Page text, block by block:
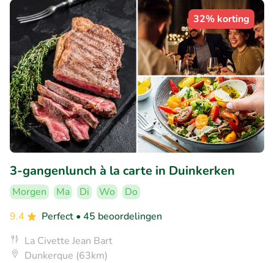
32% korting
3-gangenlunch à la carte in Duinkerken
Morgen Ma Di Wo
Do
9.4
Perfect • 45 beoordelingen
La Civette Jean Bart
Dunkerque (63km)